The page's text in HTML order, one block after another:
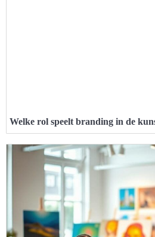
Welke rol speelt branding in de